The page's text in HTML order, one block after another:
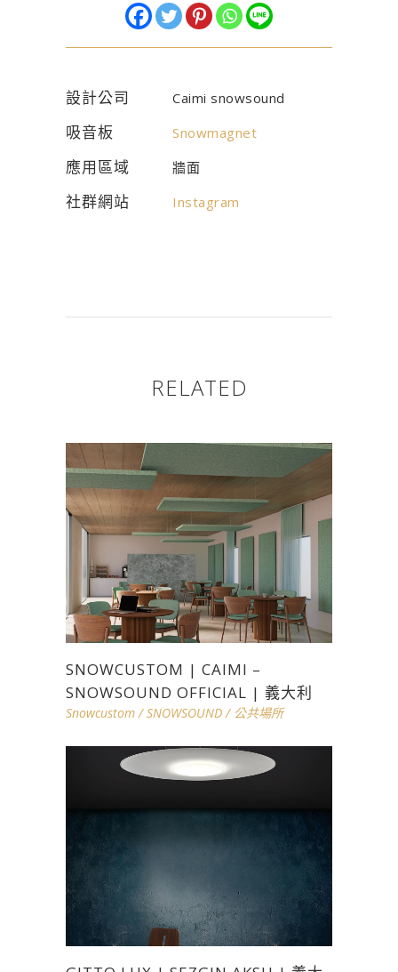
設計公司 Caimi snowsound
吸音板 Snowmagnet
應用區域 牆面
社群網站 Instagram
RELATED
SNOWCUSTOM | CAIMI –
SNOWSOUND OFFICIAL | 義大利
Snowcustom/SNOWSOUND/ 公共場所